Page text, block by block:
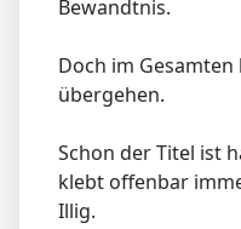
Bewandtnis.
Doch im
übergehen.
Schon der Titel ist
klebt offenbar
Illig.